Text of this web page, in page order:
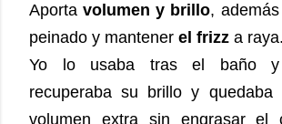
Aportavolumen y brillo,
peinado y mantener el frizz a raya.
Yo lo usaba tras el baño y
recuperaba su brillo y quedaba
volumen extra sin engrasar el